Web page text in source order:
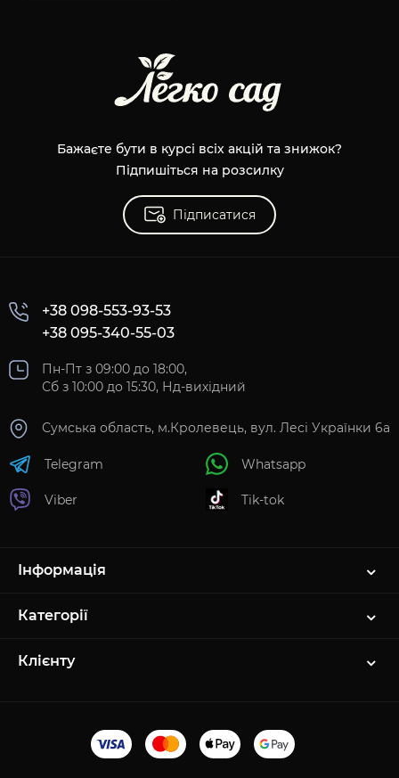
Бажаєте бути в курсі всіх акцій та знижок?
Підпишіться на розсилку
Підписатися
+38 098-553-93-53
+38 095-340-55-03
Пн-Пт з 09:00 до 18:00,
Сб з 10:00 до 15:30, Нд-вихідний
Сумська область, м.Кролевець, вул. Лесі Українки 6а
Telegram
Viber
Whatsapp
Tik-tok
Інформація
Категорії
Клієнту